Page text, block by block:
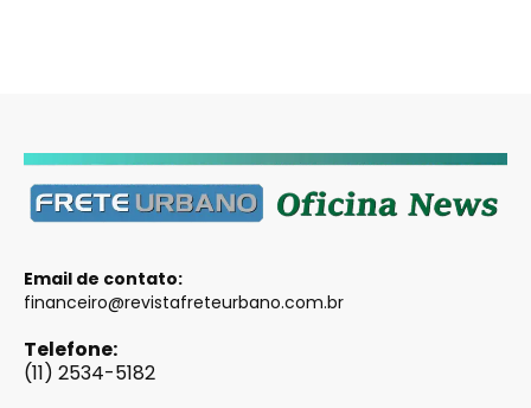
Email de contato:
financeiro@revistafreteurbano.com.br
Telefone:
(11) 2534-5182